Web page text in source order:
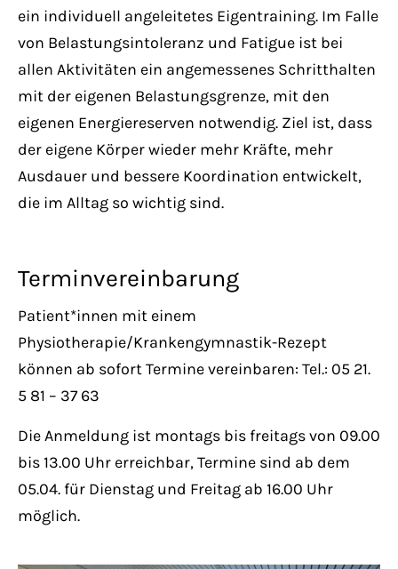
ein individuell angeleitetes Eigentraining. Im Falle
von Belastungsintoleranz und Fatigue ist bei
allen Aktivitäten ein angemessenes Schritthalten
mit der eigenen Belastungsgrenze, mit den
eigenen Energiereserven notwendig. Ziel ist, dass
der eigene Körper wieder mehr Kräfte, mehr
Ausdauer und bessere Koordination entwickelt,
die im Alltag so wichtig sind.
Terminvereinbarung
Patient*innen mit einem
Physiotherapie/Krankengymnastik-Rezept
können ab sofort Termine vereinbaren: Tel.: 05 21.
5 81 – 37 63
Die Anmeldung ist montags bis freitags von 09.00
bis 13.00 Uhr erreichbar, Termine sind ab dem
05.04. für Dienstag und Freitag ab 16.00 Uhr
möglich.